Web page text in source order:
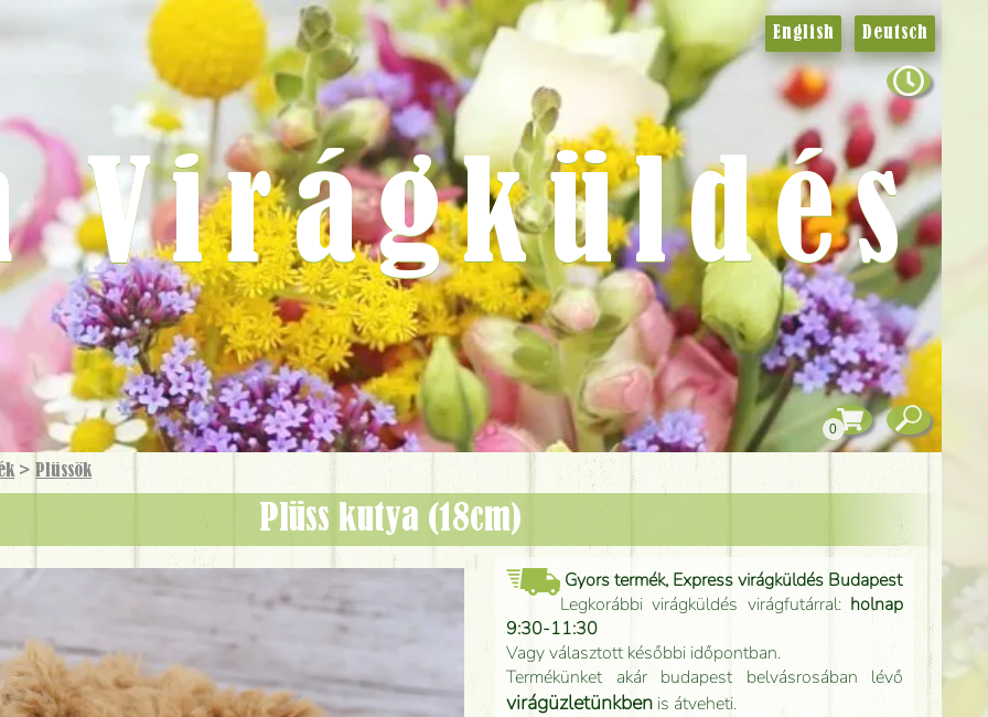
> Plüssök
Plüss kutya (18cm)
Gyors termék, Express virágküldés Budapest
Legkorábbi virágküldés virágfutárral: holnap
9:30-11:30
Vagy választott későbbi időpontban.
Termékünket akár budapest belvásrosában lévő
virágüzletünkben is átveheti.
English Deutsch
Virágküldés
0